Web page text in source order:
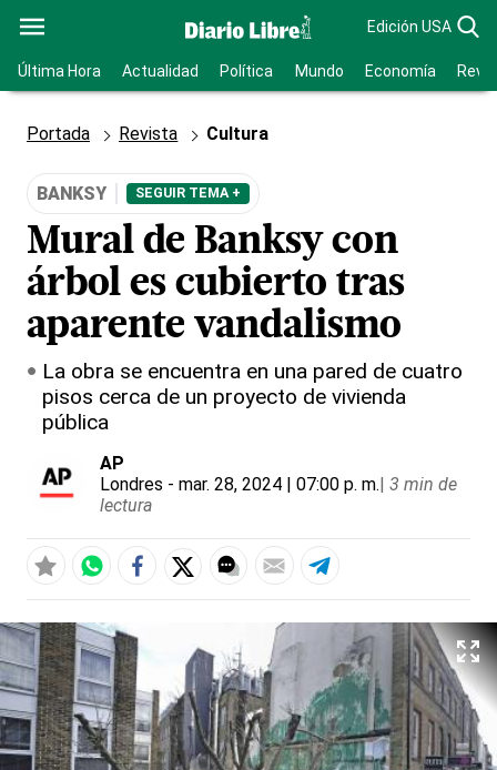
Edición USA
Última Hora Actualidad Política Mundo Economía
Portada Revista Cultura
BANKSY SEGUIR TEMA +
Mural de Banksy con
árbol es cubierto tras
aparente vandalismo
La obra se encuentra en una pared de cuatro
pisos cerca de un proyecto de vivienda
pública
AP
Londres - mar. 28, 2024 | 07:00 p. m.| 3 min de
lectura